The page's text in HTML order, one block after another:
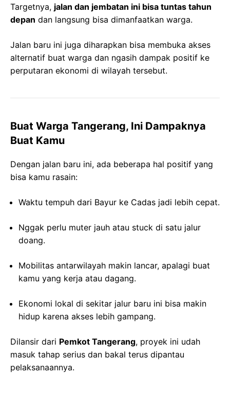
Targetnya, jalan dan jembatan ini bisa tuntas tahun
depan dan langsung bisa dimanfaatkan warga.
Jalan baru ini juga diharapkan bisa membuka akses
alternatif buat warga dan ngasih dampak positif ke
perputaran ekonomi di wilayah tersebut.
Buat Warga Tangerang, Ini Dampaknya
Buat Kamu
Dengan jalan baru ini, ada beberapa hal positif yang
bisa kamu rasain:
Waktu tempuh dari Bayur ke Cadas jadi lebih cepat.
Nggak perlu muter jauh atau stuck di satu jalur
doang.
Mobilitas antarwilayah makin lancar, apalagi buat
kamu yang kerja atau dagang.
Ekonomi lokal di sekitar jalur baru ini bisa makin
hidup karena akses lebih gampang.
Dilansir dari Pemkot Tangerang, proyek ini udah
masuk tahap serius dan bakal terus dipantau
pelaksanaannya.